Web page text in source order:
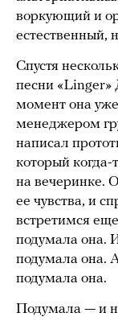
воркующий и
естественный,
Спустя
песни «Linger»
момент она
менеджером
написал
который когда-
на вечеринке.
ее чувства, и
встретимся
подумала она.
подумала она.
подумала она.
Подумала — и